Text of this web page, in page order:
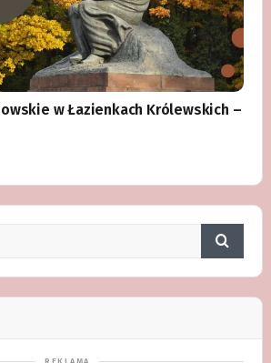
w Łazienkach Królewskich –